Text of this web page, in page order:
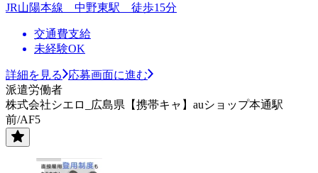
JR山陽本線 中野東駅 徒歩15分
交通費支給
未経験OK
詳細を見る
応募画面に進む
派遣労働者
株式会社シエロ_広島県【携帯キャ】auショップ本通駅
前/AF5